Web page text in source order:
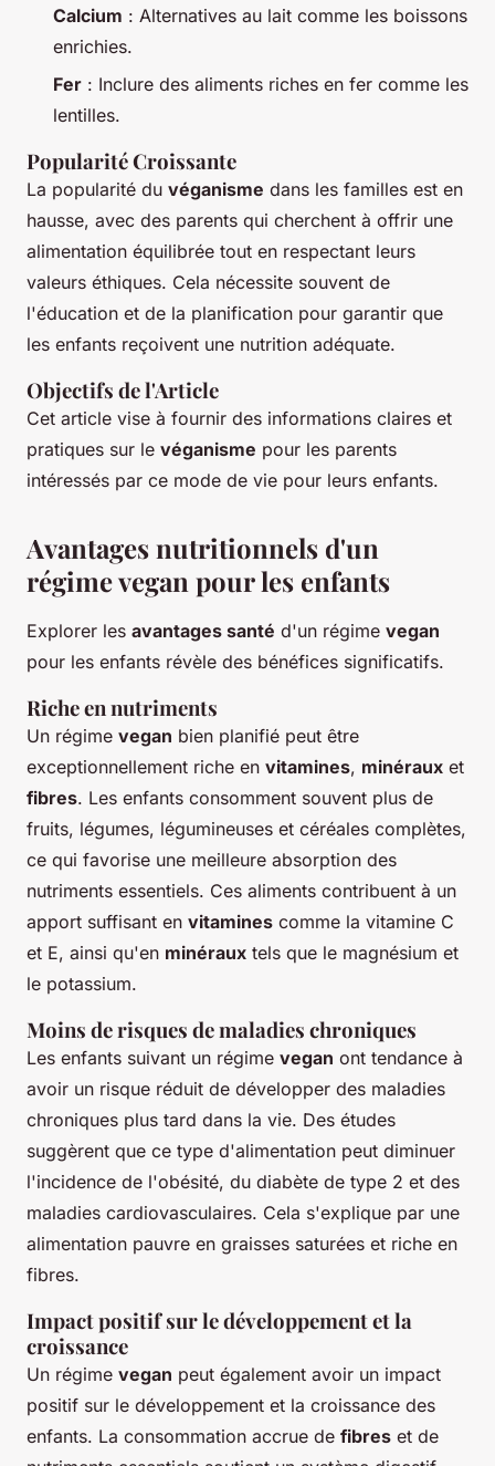
Calcium : Alternatives au lait comme les boissons
enrichies.
Fer : Inclure des aliments riches en fer comme les
lentilles.
Popularité Croissante
La popularité du véganisme dans les familles est en
hausse, avec des parents qui cherchent à offrir une
alimentation équilibrée tout en respectant leurs
valeurs éthiques. Cela nécessite souvent de
l'éducation et de la planification pour garantir que
les enfants reçoivent une nutrition adéquate.
Objectifs de l'Article
Cet article vise à fournir des informations claires et
pratiques sur le véganisme pour les parents
intéressés par ce mode de vie pour leurs enfants.
Avantages nutritionnels d'un
régime vegan pour les enfants
Explorer les avantages santé d'un régime vegan
pour les enfants révèle des bénéfices significatifs.
Riche en nutriments
Un régime vegan bien planifié peut être
exceptionnellement riche en vitamines, minéraux et
fibres. Les enfants consomment souvent plus de
fruits, légumes, légumineuses et céréales complètes,
ce qui favorise une meilleure absorption des
nutriments essentiels. Ces aliments contribuent à un
apport suffisant en vitamines comme la vitamine C
et E, ainsi qu'en minéraux tels que le magnésium et
le potassium.
Moins de risques de maladies chroniques
Les enfants suivant un régime vegan ont tendance à
avoir un risque réduit de développer des maladies
chroniques plus tard dans la vie. Des études
suggèrent que ce type d'alimentation peut diminuer
l'incidence de l'obésité, du diabète de type 2 et des
maladies cardiovasculaires. Cela s'explique par une
alimentation pauvre en graisses saturées et riche en
fibres.
Impact positif sur le développement et la
croissance
Un régime vegan peut également avoir un impact
positif sur le développement et la croissance des
enfants. La consommation accrue de fibres et de